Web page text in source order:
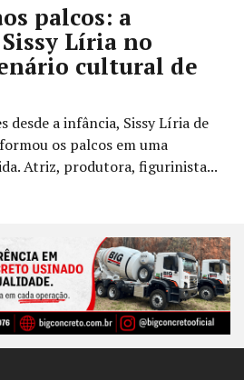
palcos: a
Líria no
cultural de
desde a infância, Sissy Líria de
os palcos em uma
Atriz, produtora, figurinista...